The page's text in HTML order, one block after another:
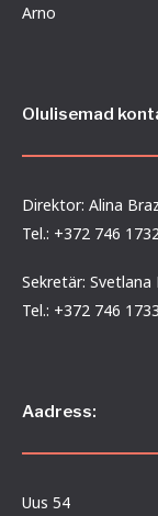
Arno
Olulisemad
Direktor: Alina
Tel.: +372 746 1732
Sekretär:
Tel.: +372 746 1733
Aadress:
Uus 54